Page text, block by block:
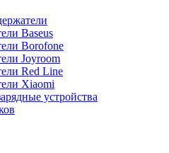
Baseus
Borofone
Joyroom
Red Line
Xiaomi
устройства